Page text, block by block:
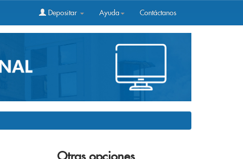
Depositar Ayuda Contáctanos